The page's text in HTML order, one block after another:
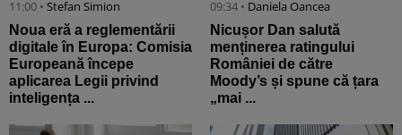
11:00 • Stefan Simion
Noua eră a reglementării
digitale în Europa: Comisia
Europeană începe
aplicarea Legii privind
inteligența ...
09:34 • Daniela Oancea
Nicușor Dan salută
menținerea ratingului
României de către
Moody’s și spune că țara
„mai ...